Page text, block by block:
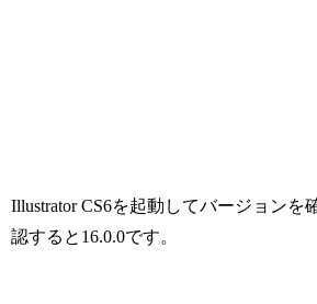
Illustrator CS6を起動してバージョンを
認すると16.0.0です。